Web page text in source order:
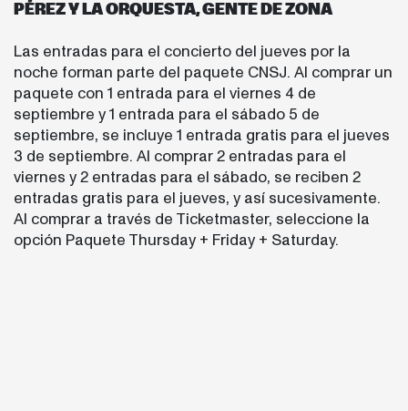
PÉREZ Y LA ORQUESTA, GENTE DE ZONA
Las entradas para el concierto del jueves por la
noche forman parte del paquete CNSJ. Al comprar un
paquete con 1 entrada para el viernes 4 de
septiembre y 1 entrada para el sábado 5 de
septiembre, se incluye 1 entrada gratis para el jueves
3 de septiembre. Al comprar 2 entradas para el
viernes y 2 entradas para el sábado, se reciben 2
entradas gratis para el jueves, y así sucesivamente.
Al comprar a través de Ticketmaster, seleccione la
opción Paquete Thursday + Friday + Saturday.